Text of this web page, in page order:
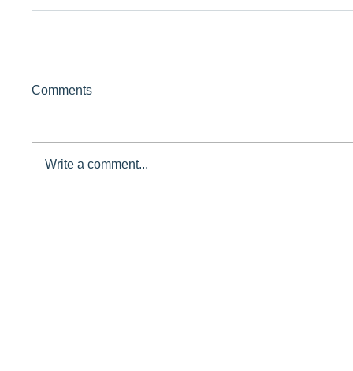
Comments
Write a comment...